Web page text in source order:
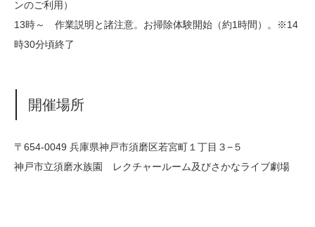
ンのご利用）
13時～ 作業説明と諸注意。お掃除体験開始（約1時間）。※14
時30分頃終了
開催場所
〒654-0049 兵庫県神戸市須磨区若宮町１丁目３−５
神戸市立須磨水族園 レクチャールーム及びさかなライブ劇場